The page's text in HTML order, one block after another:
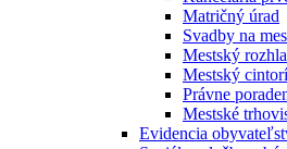
Matričný úrad
Svadby na
Mestský
Mestský
Právne
Mestské
Evidencia